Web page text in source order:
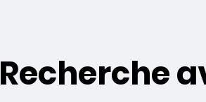
Recherche